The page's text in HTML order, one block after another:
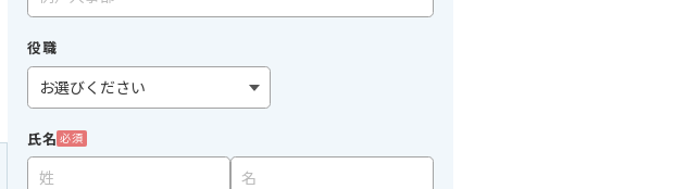
役職
氏名 必須